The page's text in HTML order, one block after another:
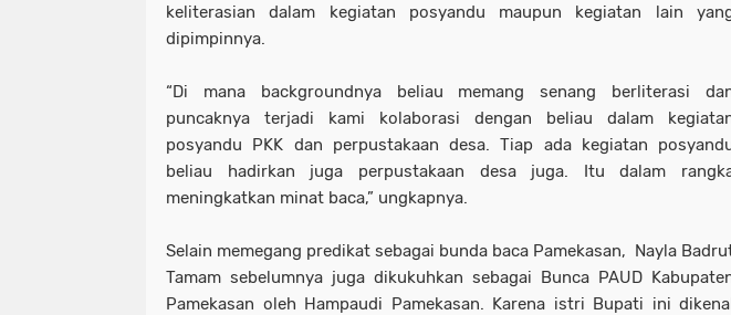
keliterasian dalam kegiatan posyandu maupun kegiatan lain
dipimpinnya.
“Di mana backgroundnya beliau memang senang berliterasi
puncaknya terjadi kami kolaborasi dengan beliau dalam
posyandu PKK dan perpustakaan desa. Tiap ada kegiatan
beliau hadirkan juga perpustakaan desa juga. Itu dalam
meningkatkan minat baca,” ungkapnya.
Selain memegang predikat sebagai bunda baca Pamekasan, Nayla
Tamam sebelumnya juga dikukuhkan sebagai Bunca PAUD
Pamekasan oleh Hampaudi Pamekasan. Karena istri Bupati ini